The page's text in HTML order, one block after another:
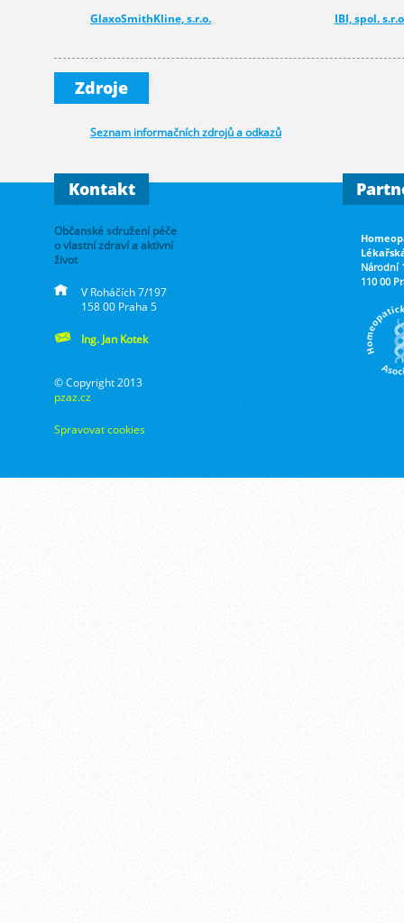
GlaxoSmithKline, s.r.o.
IBI, spol.
Novartis s.r.o.
Walmark, a.s.
Zdroje
Seznam informačních zdrojů a odkazů
Kontakt
Občanské sdružení péče
o vlastní zdraví a aktivní
život
V Roháčích 7/197
158 00 Praha 5
Ing. Jan Kotek
© Copyright 2013
pzaz.cz
Spravovat cookies
Národní
110 00